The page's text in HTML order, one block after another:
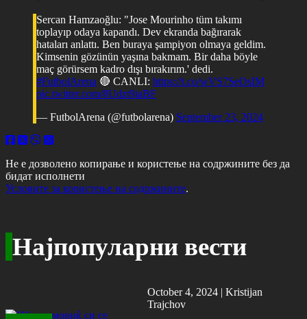
Sercan Hamzaoğlu: "Jose Mourinho tüm takımı
toplayıp odaya kapandı. Dev ekranda bağırarak
hataları anlattı. Ben buraya şampiyon olmaya geldim.
Kimsenin gözünün yaşına bakmam. Bir daha böyle
maç görürsem kadro dışı bırakırım.' dedi.
#FutbolArena 🔴 CANLI: https://t.co/wVS7SeOsIM
pic.twitter.com/8Udzt9iaBF
— FutbolArena (@futbolarena) September 23, 2024
Не е дозволено копирање и користење на содржините без да
бидат исполнети
Условите за користење на содржините.
Најпопуларни вести
October 4, 2024 |Kristijan
Trajchov